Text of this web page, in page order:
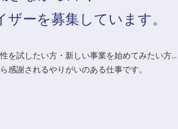
ーを募集しています。
を試したい方・新しい事業を始めてみたい方...
感謝されるやりがいのある仕事です。